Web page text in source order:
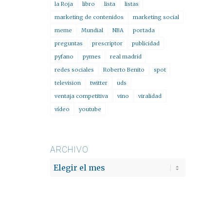
la Roja
libro lista
listas
marketing de contenidos
marketing social
meme
Mundial NBA
portada
preguntas
prescriptor
publicidad
pyfano
pymes
real madrid
redes sociales
Roberto Benito
spot
television
twitter
uds
ventaja competitiva
vino
viralidad
vídeo
youtube
ARCHIVO